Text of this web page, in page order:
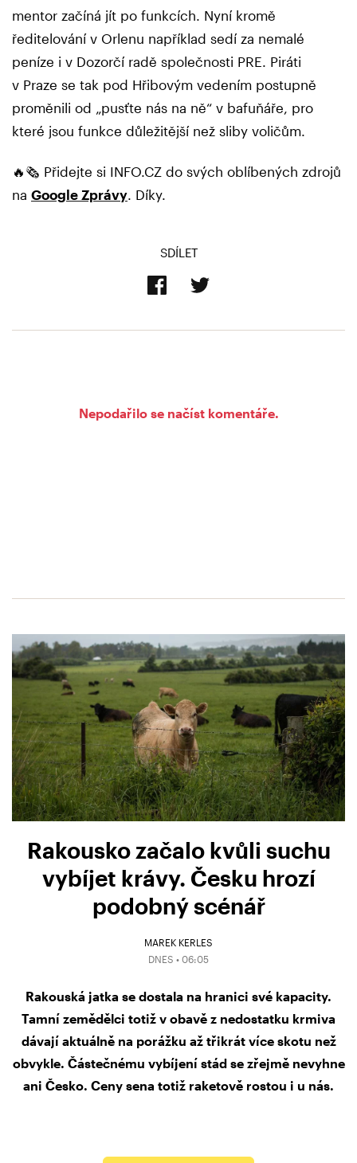
mentor začíná jít po funkcích. Nyní kromě
ředitelování v Orlenu například sedí za nemalé
peníze i v Dozorčí radě společnosti PRE. Piráti
v Praze se tak pod Hřibovým vedením postupně
proměnili od „pusťte nás na ně“ v bafuňáře, pro
které jsou funkce důležitější než sliby voličům.
🔥🗞️ Přidejte si INFO.CZ do svých oblíbených zdrojů
na Google Zprávy. Díky.
SDÍLET
Nepodařilo se načíst komentáře.
Rakousko začalo kvůli suchu
vybíjet krávy. Česku hrozí
podobný scénář
MAREK KERLES
DNES • 06:05
Rakouská jatka se dostala na hranici své kapacity.
Tamní zemědělci totiž v obavě z nedostatku krmiva
dávají aktuálně na porážku až třikrát více skotu než
obvykle. Částečnému vybíjení stád se zřejmě nevyhne
ani Česko. Ceny sena totiž raketově rostou i u nás.